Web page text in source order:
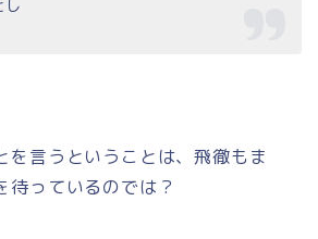
し
を言うということは、飛徹もま
待っているのでは？